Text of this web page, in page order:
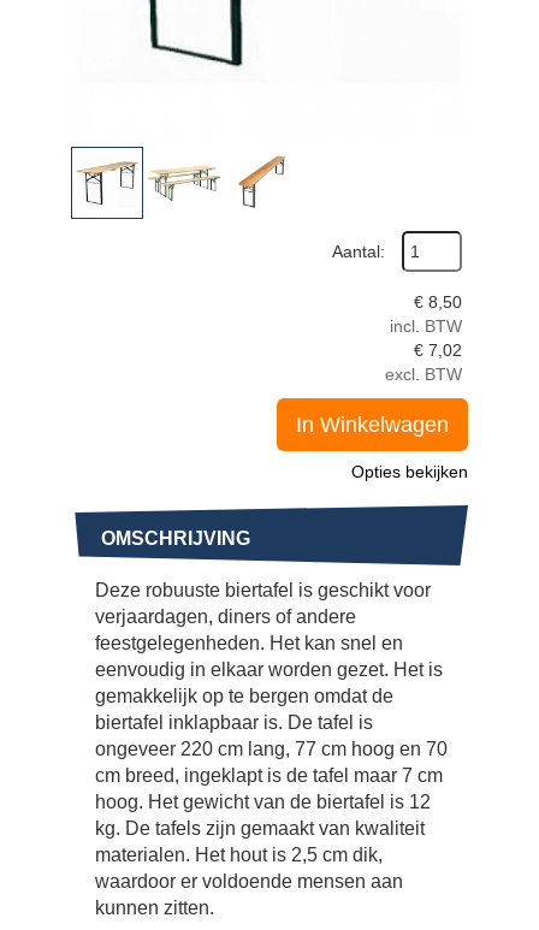
Aantal:
€ 8,50
incl. BTW
€ 7,02
excl. BTW
In Winkelwagen
Opties bekijken
OMSCHRIJVING
Deze robuuste biertafel is geschikt voor
verjaardagen, diners of andere
feestgelegenheden. Het kan snel en
eenvoudig in elkaar worden gezet. Het is
gemakkelijk op te bergen omdat de
biertafel inklapbaar is. De tafel is
ongeveer 220 cm lang, 77 cm hoog en 70
cm breed, ingeklapt is de tafel maar 7 cm
hoog. Het gewicht van de biertafel is 12
kg. De tafels zijn gemaakt van kwaliteit
materialen. Het hout is 2,5 cm dik,
waardoor er voldoende mensen aan
kunnen zitten.